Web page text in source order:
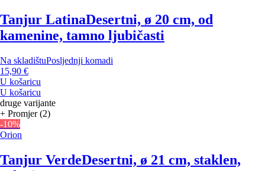
Tanjur LatinaDesertni, ø 20 cm, od
kamenine, tamno ljubičasti
Na skladištuPosljednji komadi
15,90 €
U košaricu
U košaricu
druge varijante
+ Promjer (2)
-10%
Orion
Tanjur VerdeDesertni, ø 21 cm, staklen,